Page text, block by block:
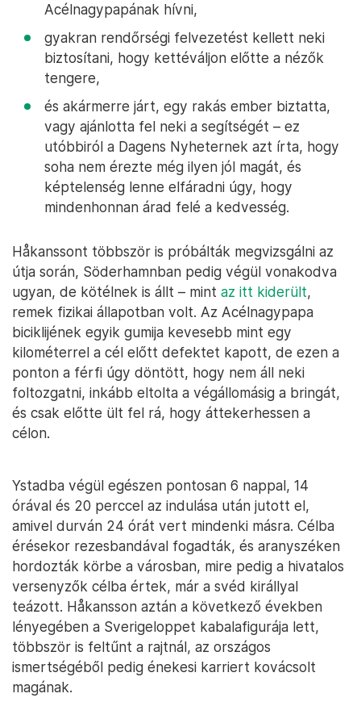
Acélnagypapának hívni,
gyakran rendőrségi felvezetést kellett neki
biztosítani, hogy kettéváljon előtte a nézők
tengere,
és akármerre járt, egy rakás ember biztatta,
vagy ajánlotta fel neki a segítségét – ez
utóbbiról a Dagens Nyheternek azt írta, hogy
soha nem érezte még ilyen jól magát, és
képtelenség lenne elfáradni úgy, hogy
mindenhonnan árad felé a kedvesség.
Håkanssont többször is próbálták megvizsgálni az
útja során, Söderhamnban pedig végül vonakodva
ugyan, de kötélnek is állt – mint az itt kiderült,
remek fizikai állapotban volt. Az Acélnagypapa
biciklijének egyik gumija kevesebb mint egy
kilométerrel a cél előtt defektet kapott, de ezen a
ponton a férfi úgy döntött, hogy nem áll neki
foltozgatni, inkább eltolta a végállomásig a bringát,
és csak előtte ült fel rá, hogy áttekerhessen a
célon.
Ystadba végül egészen pontosan 6 nappal, 14
órával és 20 perccel az indulása után jutott el,
amivel durván 24 órát vert mindenki másra. Célba
érésekor rezesbandával fogadták, és aranyszéken
hordozták körbe a városban, mire pedig a hivatalos
versenyzők célba értek, már a svéd királlyal
teázott. Håkansson aztán a következő években
lényegében a Sverigeloppet kabalafigurája lett,
többször is feltűnt a rajtnál, az országos
ismertségéből pedig énekesi karriert kovácsolt
magának.